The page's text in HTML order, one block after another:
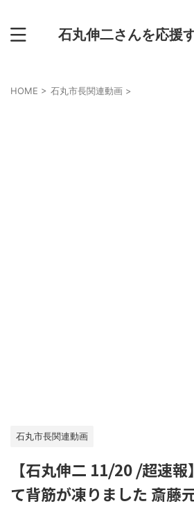
石丸伸二さんを応援
HOME > 石丸市長関連動画 >
石丸市長関連動画
【石丸伸二 11⧸20 ⧸超速
て背筋が凍りました 斎藤